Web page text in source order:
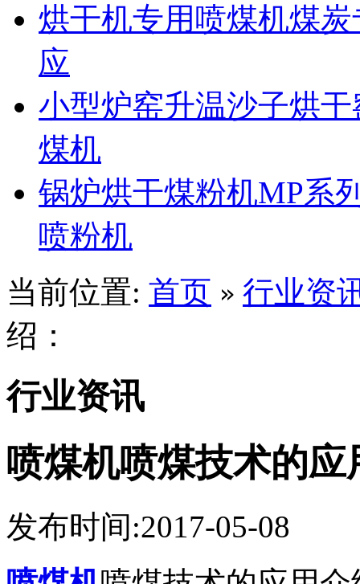
烘干机专用喷煤机煤
应
小型炉窑升温沙子烘
煤机
锅炉烘干煤粉机MP系
喷粉机
当前位置: 首页 » 行业资
绍：
行业资讯
喷煤机喷煤技术的应
发布时间:2017-05-08